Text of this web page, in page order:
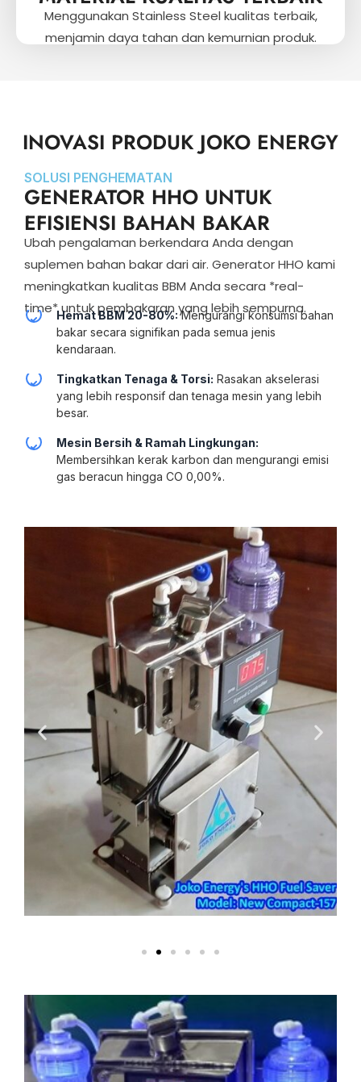
Menggunakan Stainless Steel kualitas terbaik,
menjamin daya tahan dan kemurnian produk.
INOVASI PRODUK JOKO ENERGY
SOLUSI PENGHEMATAN
GENERATOR HHO UNTUK
EFISIENSI BAHAN BAKAR
Ubah pengalaman berkendara Anda dengan
suplemen bahan bakar dari air. Generator HHO kami
meningkatkan kualitas BBM Anda secara *real-
time* untuk pembakaran yang lebih sempurna.
Hemat BBM 20-80%:Mengurangi konsumsi bahan
bakar secara signifikan pada semua jenis
kendaraan.
Tingkatkan Tenaga & Torsi: Rasakan akselerasi
yang lebih responsif dan tenaga mesin yang lebih
besar.
Mesin Bersih & Ramah Lingkungan:
Membersihkan kerak karbon dan mengurangi emisi
gas beracun hingga CO 0,00%.